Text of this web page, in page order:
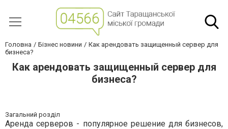
Головна Бізнес новини
Как арендовать защищенный сервер для
бизнеса?
Как арендовать защищенный сервер для
бизнеса?
Загальний розділ
Аренда серверов - популярное решение для бизнесов,